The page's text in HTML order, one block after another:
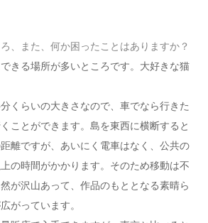
、また、何か困ったことはありますか？
きる場所が多いところです。大好きな猫
くらいの大きさなので、車でなら行きた
ことができます。島を東西に横断すると
離ですが、あいにく電車はなく、公共の
の時間がかかります。そのため移動は不
が沢山あって、作品のもととなる素晴ら
がっています。